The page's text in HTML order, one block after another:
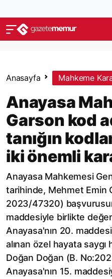
Anasayfa Mahkeme
Anayasa
Garson kod
tanığın
iki önemli
Anayasa Mahkemesi
tarihinde, Mehmet Emin
2023/47320)
maddesiyle birlikte
Anayasa'nın 20.
alınan özel hayata saygı
Doğan Doğan (B.
Anayasa'nın 15.